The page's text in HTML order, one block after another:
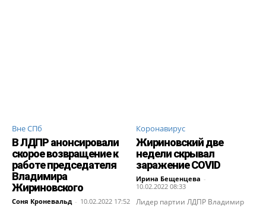
Вне СПб
В ЛДПР анонсировали
скорое возвращение к
работе председателя
Владимира
Жириновского
Соня Кроневальд - 10.02.2022 17:52
Коронавирус
Жириновский две
недели скрывал
заражение COVID
Ирина Бещенцева -
10.02.2022 08:33
Лидер партии ЛДПР Владимир